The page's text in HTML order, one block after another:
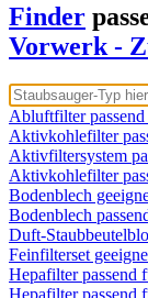
Finder
Vorwerk -
Abluftfilter
Aktivkohlefilter
Aktivfiltersystem
Aktivkohlefilter
Bodenblech
Bodenblech
Duft-
Feinfilterset
Hepafilter passend